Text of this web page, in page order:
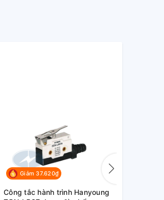
Giảm 37.620₫
Công tắc hành trình Hanyoung